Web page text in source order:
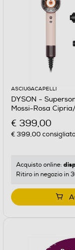
ASCIUGACAPELLI
DYSON -
Mossi-Rosa
€ 399,00
€ 399,00
Acquisto online:
Ritiro in negozio in